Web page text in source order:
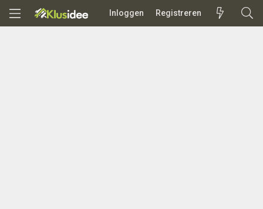
Inloggen Registreren